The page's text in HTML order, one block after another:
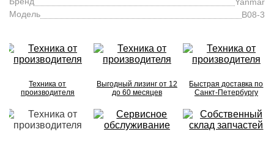
Модель
B08-3
Техника от
производителя
Выгодный лизинг от 12
до 60 месяцев
Быстрая доставка по
Санкт-Петербургу